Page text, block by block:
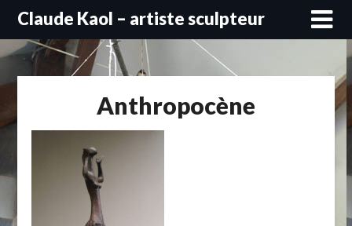
Skip
content
Claude Kaol – artiste sculpteur
Anthropocène